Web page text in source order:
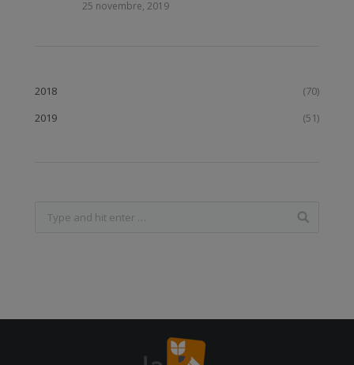
25 novembre, 2019
2018
(70)
2019
(51)